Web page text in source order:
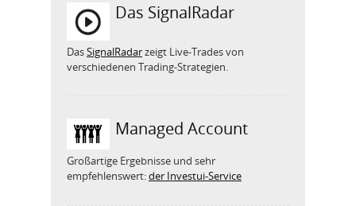
Das SignalRadar
DasSignalRadarzeigt Live-Trades von
verschiedenen Trading-Strategien.
Managed Account
Großartige Ergebnisse und sehr
empfehlenswert:der Investui-Service